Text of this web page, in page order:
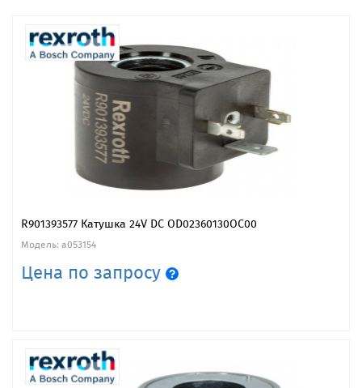
R901393577 Катушка 24V DC OD02360130OC00
Модель: a053154
Цена по запросу